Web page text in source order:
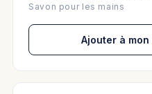
Savon pour les mains
Ajouter à